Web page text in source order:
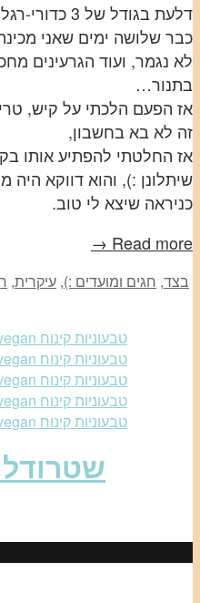
דלעת בגודל של 3 כדורי-רגל לא הולך ברגל,
כבר שלושה ימים שאני
לא נגמר, ועוד הגרעינים
בתנור…
אז הפעם הלכתי על קיש,
זה לא בא בחשבון,
אז החלטתי להפתיע אותו
שיתלונן :), והוא דווקא היה
כניראה שיצא לי טוב.
Read more →
בצד, חגים ומועדים :), עיקרית,
שטרודל